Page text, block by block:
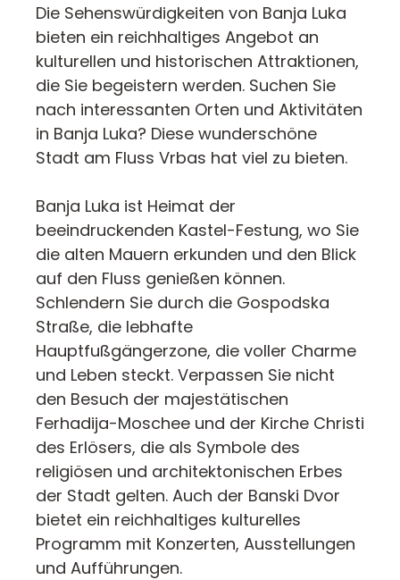
Die Sehenswürdigkeiten von Banja Luka
bieten ein reichhaltiges Angebot an
kulturellen und historischen Attraktionen,
die Sie begeistern werden. Suchen Sie
nach interessanten Orten und Aktivitäten
in Banja Luka? Diese wunderschöne
Stadt am Fluss Vrbas hat viel zu bieten.
Banja Luka ist Heimat der
beeindruckenden Kastel-Festung, wo Sie
die alten Mauern erkunden und den Blick
auf den Fluss genießen können.
Schlendern Sie durch die Gospodska
Straße, die lebhafte
Hauptfußgängerzone, die voller Charme
und Leben steckt. Verpassen Sie nicht
den Besuch der majestätischen
Ferhadija-Moschee und der Kirche Christi
des Erlösers, die als Symbole des
religiösen und architektonischen Erbes
der Stadt gelten. Auch der Banski Dvor
bietet ein reichhaltiges kulturelles
Programm mit Konzerten, Ausstellungen
und Aufführungen.